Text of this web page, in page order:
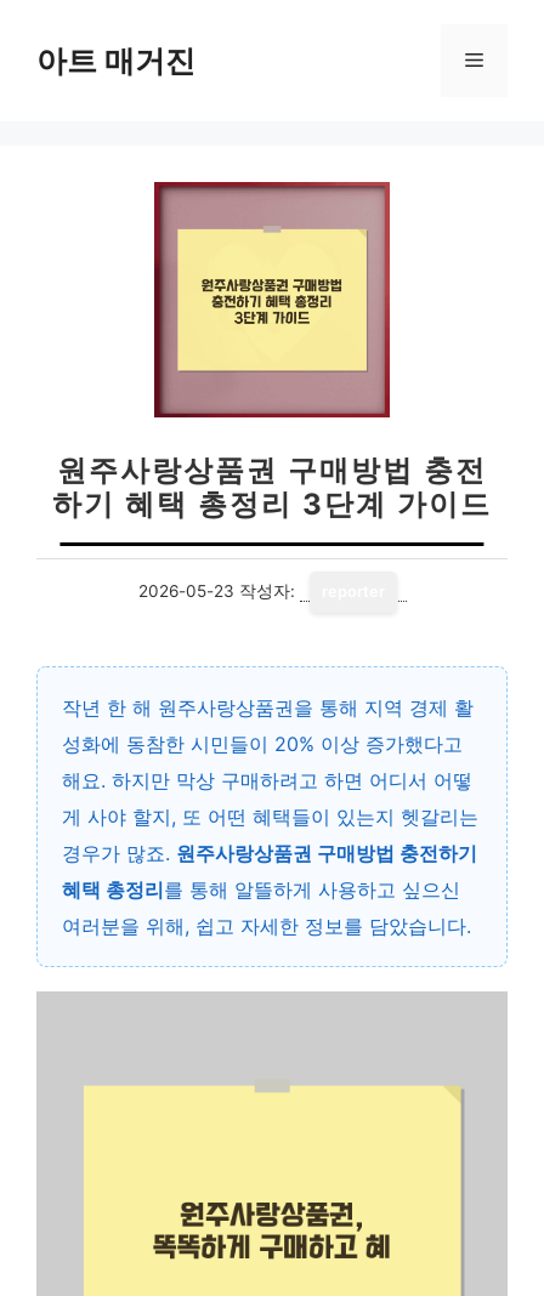
아트 매거진 메
원주사랑상품권 구매방법 충전
하기 혜택 총정리 3단계 가이드
2026-05-23 작성자:
작년 한 해 원주사랑상품권을 통해 지역 경제 활
성화에 동참한 시민들이 20% 이상 증가했다고
해요. 하지만 막상 구매하려고 하면 어디서 어떻
게 사야 할지, 또 어떤 혜택들이 있는지 헷갈리는
경우가 많죠. 원주사랑상품권 구매방법 충전하기
혜택 총정리를 통해 알뜰하게 사용하고 싶으신
여러분을 위해, 쉽고 자세한 정보를 담았습니다.